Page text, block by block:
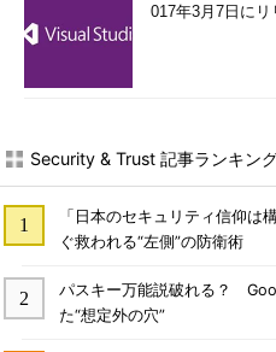
017年3月7日にリ
Security & Trust 記事ランキン
「日本のセキュリティ信仰
ぐ救われる“左側”の防衛術
パスキー万能説破れる？
た“想定外の穴”